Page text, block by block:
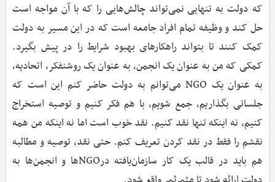
که دولت به تنهایی نمی‌تواند چالش‌هایی را که با آن مواجه است
حل کند و وظیفه تمام افراد جامعه است که در این مسیر به دولت
کمک کنند تا بتواند راهکارهای بهبود شرایط را در پیش بگیرد.
کمکی که من به عنوان یک انجمن، به عنوان یک روشنفکر، اتحادیه،
به عنوان یک NGO می‌توانم به دولت حاضر کنم این است که
جلساتی بگذاریم، جمع شویم، با هم فکر کنیم و توصیه استخراج
کنیم، نه اینکه تنها نقد کنیم. نقد خوب است اما نه اینکه من همه
نقشم را فقط در نقد کردن تعریف کنم. حتی نقد، توصیه و مطالبه
هم باید در قالب یک کار سازمان‌یافته درNGOها و انجمن‌ها به